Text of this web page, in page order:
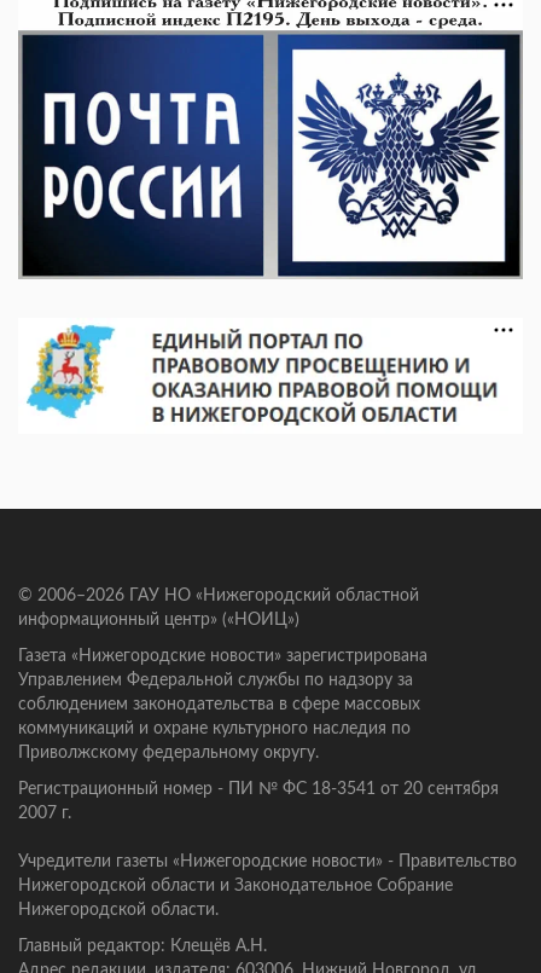
© 2006–2026 ГАУ НО «Нижегородский областной
информационный центр» («НОИЦ»)
Газета «Нижегородские новости» зарегистрирована
Управлением Федеральной службы по надзору за
соблюдением законодательства в сфере массовых
коммуникаций и охране культурного наследия по
Приволжскому федеральному округу.
Регистрационный номер - ПИ № ФС 18-3541 от 20 сентября
2007 г.
Учредители газеты «Нижегородские новости» - Правительство
Нижегородской области и Законодательное Собрание
Нижегородской области.
Главный редактор: Клещёв А.Н.